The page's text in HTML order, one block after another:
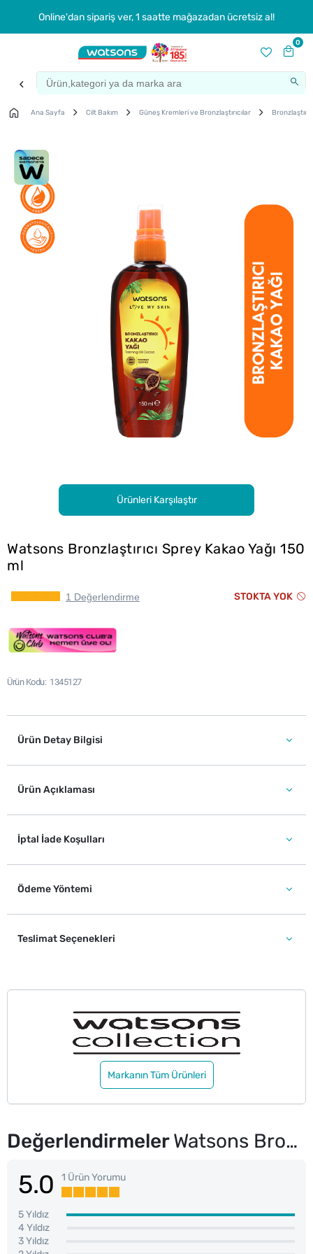
Online'dan sipariş ver, 1 saatte mağazadan ücretsiz al!
0
Ana Sayfa Cilt Bakım Güneş Kremleri ve Bronzlaştırıcılar
Ürünleri Karşılaştır
Watsons Bronzlaştırıcı Sprey Kakao Yağı 150
ml
1 Değerlendirme STOKTA YOK
Ürün Kodu 1345127
Ürün Detay Bilgisi
Ürün Açıklaması
İptal İade Koşulları
Ödeme Yöntemi
Teslimat Seçenekleri
Markanın Tüm Ürünleri
DeğerlendirmelerWatsons Bronzlaştırıcı Sprey Kakao Yağı 150 ml
5.0 1 Ürün Yorumu
5 Yıldız
4 Yıldız
3 Yıldız